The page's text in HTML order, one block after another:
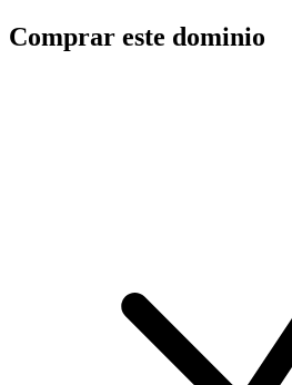
Comprar este dominio